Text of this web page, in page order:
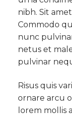
nibh. Sit
Commodo
nunc
netus et
pulvinar
Risus quis
ornare arcu
lorem mollis